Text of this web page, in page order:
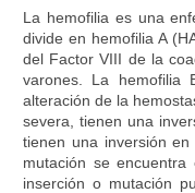
La hemofilia es una
divide en hemofilia A
del Factor VIII de la
varones. La hemofilia
alteración de la
severa, tienen una
tienen una inversión
mutación se
inserción o mutación